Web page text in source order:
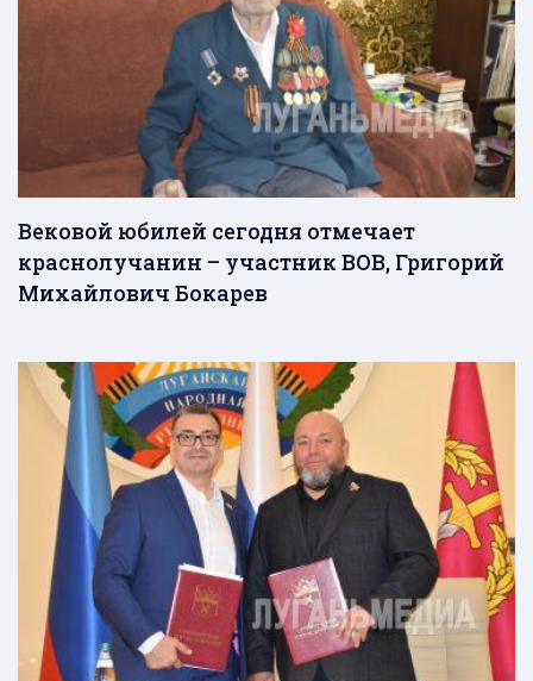
Вековой юбилей сегодня отмечает
краснолучанин – участник ВОВ, Григорий
Михайлович Бокарев